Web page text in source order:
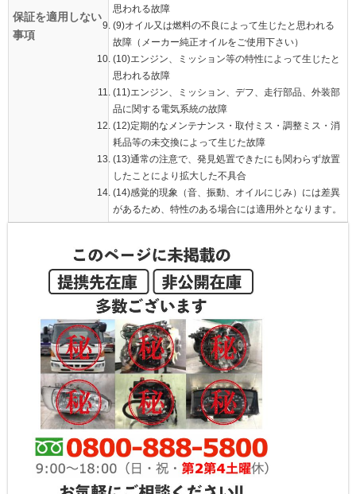
保証を適用しない
事項
思われる故障
(9)オイル又は燃料の不良によって生じたと思われる
故障（メーカー純正オイルをご使用下さい）
(10)エンジン、ミッション等の特性によって生じたと
思われる故障
(11)エンジン、ミッション、デフ、走行部品、外装部
品に関する電気系統の故障
(12)定期的なメンテナンス・取付ミス・調整ミス・消
耗品等の未交換によって生じた故障
(13)通常の注意で、発見処置できたにも関わらず放置
したことにより拡大した不具合
(14)感覚的現象（音、振動、オイルにじみ）には差異
があるため、特性のある場合には適用外となります。